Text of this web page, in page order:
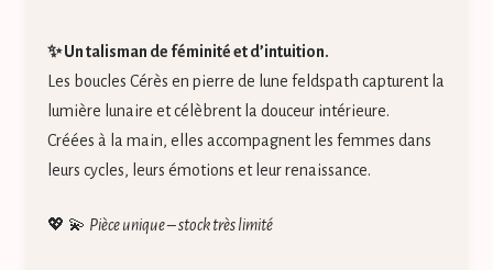
✨ Un talisman de féminité et d’intuition.
Les boucles Cérès en pierre de lune feldspath capturent la
lumière lunaire et célèbrent la douceur intérieure.
Créées à la main, elles accompagnent les femmes dans
leurs cycles, leurs émotions et leur renaissance.
💖 💫 Pièce unique – stock très limité